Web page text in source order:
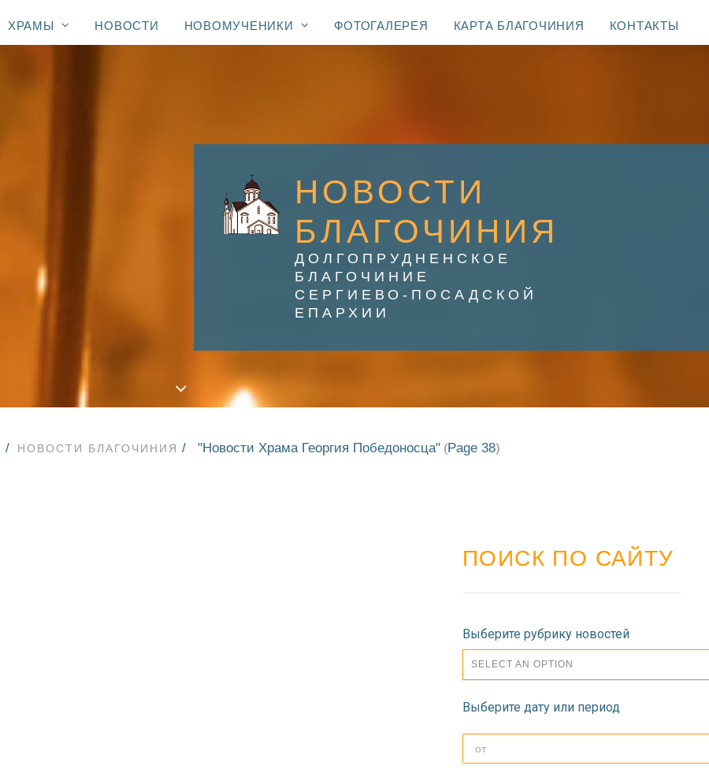
ХРАМЫ НОВОСТИ НОВОМУЧЕНИКИ ФОТОГАЛЕРЕЯ КАРТА БЛАГОЧИНИЯ КОНТАКТЫ
НОВОСТИ
БЛАГОЧИНИЯ
ДОЛГОПРУДНЕНСКОЕ
БЛАГОЧИНИЕ
СЕРГИЕВО-ПОСАДСКОЙ
ЕПАРХИИ
НОВОСТИ БЛАГОЧИНИЯ "Новости Храма Георгия Победоносца" (Page 38)
ПОИСК ПО САЙТУ
Выберите рубрику новостей
SELECT AN OPTION
Выберите дату или период